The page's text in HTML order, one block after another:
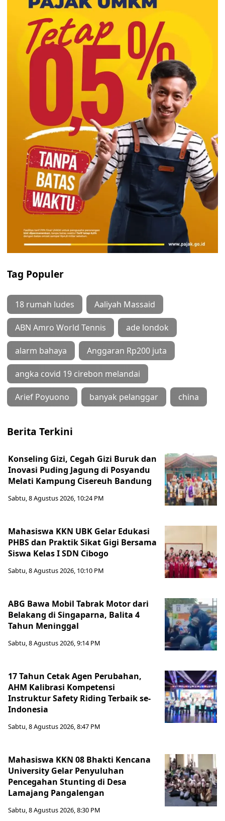
Tag Populer
18 rumah ludes Aaliyah Massaid
ABN Amro World Tennis ade londok
alarm bahaya Anggaran Rp200 juta
angka covid 19 cirebon melandai
Arief Poyuono banyak pelanggar china
Berita Terkini
Konseling Gizi, Cegah Gizi Buruk dan
Inovasi Puding Jagung di Posyandu
Melati Kampung Cisereuh Bandung
Sabtu, 8 Agustus 2026, 10:24 PM
Mahasiswa KKN UBK Gelar Edukasi
PHBS dan Praktik Sikat Gigi Bersama
Siswa Kelas I SDN Cibogo
Sabtu, 8 Agustus 2026, 10:10 PM
ABG Bawa Mobil Tabrak Motor dari
Belakang di Singaparna, Balita 4
Tahun Meninggal
Sabtu, 8 Agustus 2026, 9:14 PM
17 Tahun Cetak Agen Perubahan,
AHM Kalibrasi Kompetensi
Instruktur Safety Riding Terbaik se-
Indonesia
Sabtu, 8 Agustus 2026, 8:47 PM
Mahasiswa KKN 08 Bhakti Kencana
University Gelar Penyuluhan
Pencegahan Stunting di Desa
Lamajang Pangalengan
Sabtu, 8 Agustus 2026, 8:30 PM